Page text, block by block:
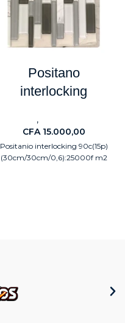
Positano
interlocking
,
CFA15.000,00
Positanio interlocking 90c(15p)
(30cm/30cm/0,6):25000f m2